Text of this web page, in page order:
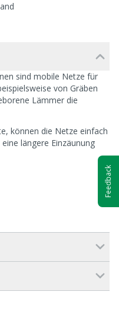
sind mobile Netze für
von Gräben
Lämmer die
können die Netze einfach
längere Einzäunung
Feedback